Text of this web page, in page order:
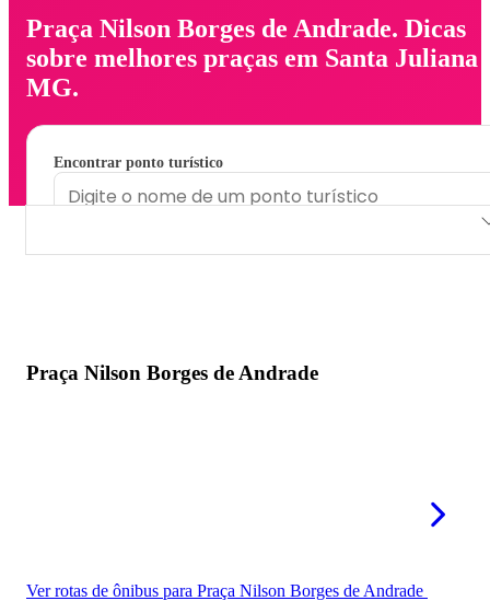
Praça Nilson Borges de Andrade. Dicas
sobre melhores praças em Santa Juliana
MG.
Encontrar ponto turístico
Praça Nilson Borges de Andrade
Ver rotas de ônibus para Praça Nilson Borges de Andrade